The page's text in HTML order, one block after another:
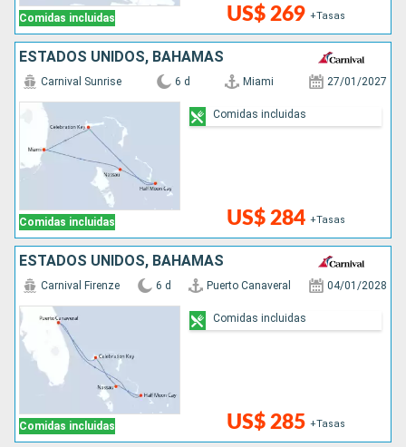
Comidas incluidas US$ 269 +Tasas
ESTADOS UNIDOS, BAHAMAS
Comidas incluidas
Carnival Sunrise 6 d Miami 27/01/2027
US$ 284 +Tasas
Comidas incluidas
ESTADOS UNIDOS, BAHAMAS
Comidas incluidas
Carnival Firenze 6 d Puerto Canaveral 04/01/2028
US$ 285 +Tasas
Comidas incluidas